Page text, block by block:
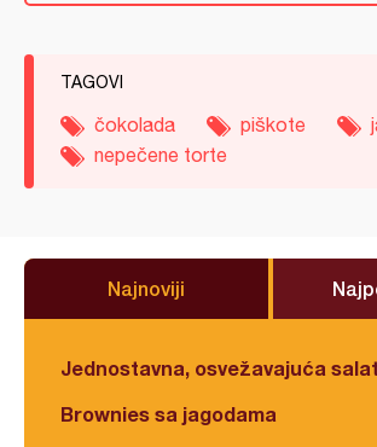
TAGOVI
čokolada piškote
nepečene torte
Najnoviji
Jednostavna, osvežavajuća
Brownies sa jagodama